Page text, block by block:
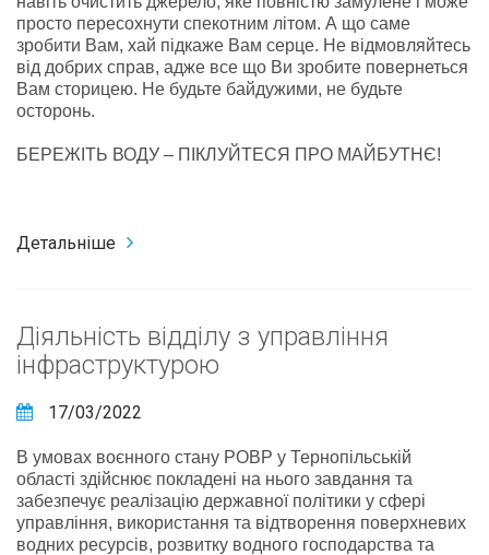
просто пересохнути спекотним літом. А що саме
зробити Вам, хай підкаже Вам серце. Не відмовляйтесь
від добрих справ, адже все що Ви зробите повернеться
Вам сторицею. Не будьте байдужими, не будьте
осторонь.
БЕРЕЖІТЬ ВОДУ – ПІКЛУЙТЕСЯ ПРО МАЙБУТНЄ!
Детальніше
Діяльність відділу з управління
інфраструктурою
17/03/2022
В умовах воєнного стану РОВР у Тернопільській
області здійснює покладені на нього завдання та
забезпечує реалізацію державної політики у сфері
управління, використання та відтворення поверхневих
водних ресурсів, розвитку водного господарства та